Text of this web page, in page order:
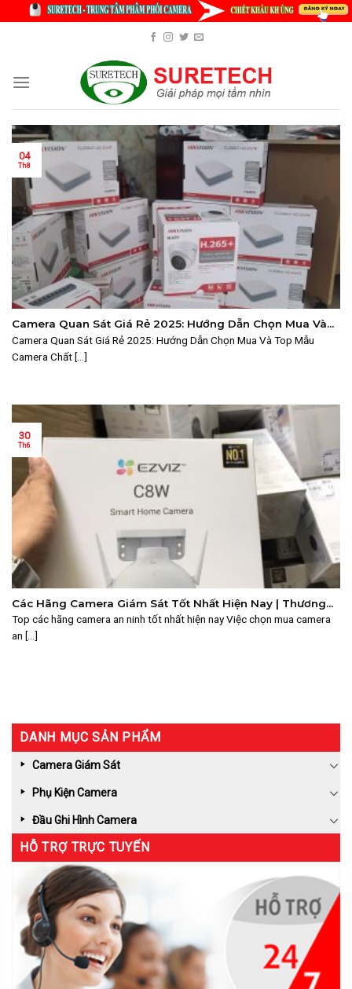
Camera Quan Sát Giá Rẻ 2025: Hướng Dẫn Chọn Mua Và
Top Mẫu Camera Chất Lượng Nhất
Camera Quan Sát Giá Rẻ 2025: Hướng Dẫn Chọn Mua Và Top Mẫu
Camera Chất [...]
04
Th8
Các Hãng Camera Giám Sát Tốt Nhất Hiện Nay | Thương
Hiệu Uy Tín Năm 2024
Top các hãng camera an ninh tốt nhất hiện nay Việc chọn mua camera
an [...]
30
Th6
DANH MỤC SẢN PHẨM
Camera Giám Sát
Phụ Kiện Camera
Đầu Ghi Hình Camera
HỖ TRỢ TRỰC TUYẾN